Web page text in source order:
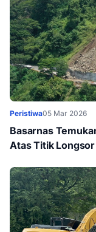
Peristiwa05 Mar 2026
Basarnas
Atas Titik